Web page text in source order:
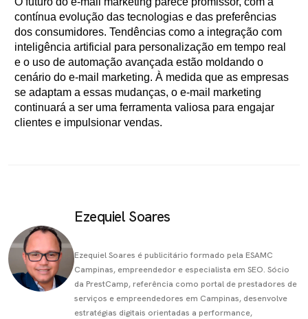
contínua evolução das tecnologias e das preferências
dos consumidores. Tendências como a integração com
inteligência artificial para personalização em tempo real
e o uso de automação avançada estão moldando o
cenário do e-mail marketing. À medida que as empresas
se adaptam a essas mudanças, o e-mail marketing
continuará a ser uma ferramenta valiosa para engajar
clientes e impulsionar vendas.
Ezequiel Soares
Ezequiel Soares é publicitário formado pela ESAMC
Campinas, empreendedor e especialista em SEO. Sócio
da PrestCamp, referência como portal de prestadores de
serviços e empreendedores em Campinas, desenvolve
estratégias digitais orientadas a performance,